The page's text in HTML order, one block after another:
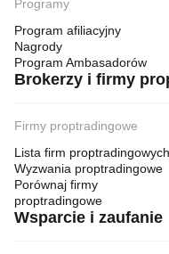
Programy
Program afiliacyjny
Nagrody
Program Ambasadorów
Brokerzy i firmy
Firmy proptradingowe
Lista firm proptradingowych
Wyzwania proptradingowe
Porównaj firmy
proptradingowe
Wsparcie i zaufanie